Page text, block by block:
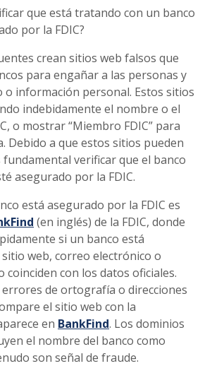
que está tratando con un banco
por la FDIC?
crean sitios web falsos que
para engañar a las personas y
información personal. Estos sitios
indebidamente el nombre o el
o mostrar “Miembro FDIC” para
Debido a que estos sitios pueden
fundamental verificar que el banco
asegurado por la FDIC.
está asegurado por la FDIC es
(en inglés) de la FDIC, donde
si un banco está
web, correo electrónico o
con los datos oficiales.
de ortografía o direcciones
el sitio web con la
en BankFind. Los dominios
el nombre del banco como
son señal de fraude.